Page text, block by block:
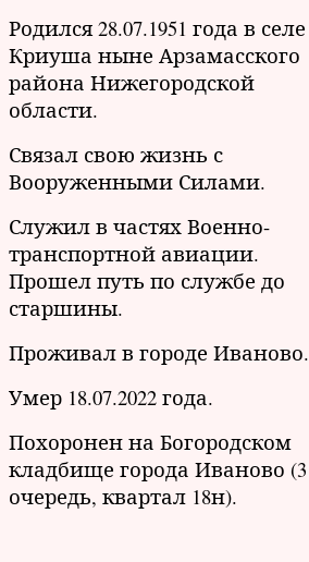
Родился 28.07.1951 года в селе
Криуша ныне Арзамасского
района Нижегородской
области.
Связал свою жизнь с
Вооруженными Силами.
Служил в частях Военно-
транспортной авиации.
Прошел путь по службе до
старшины.
Проживал в городе Иваново.
Умер 18.07.2022 года.
Похоронен на Богородском
кладбище города Иваново (3
очередь, квартал 18н).